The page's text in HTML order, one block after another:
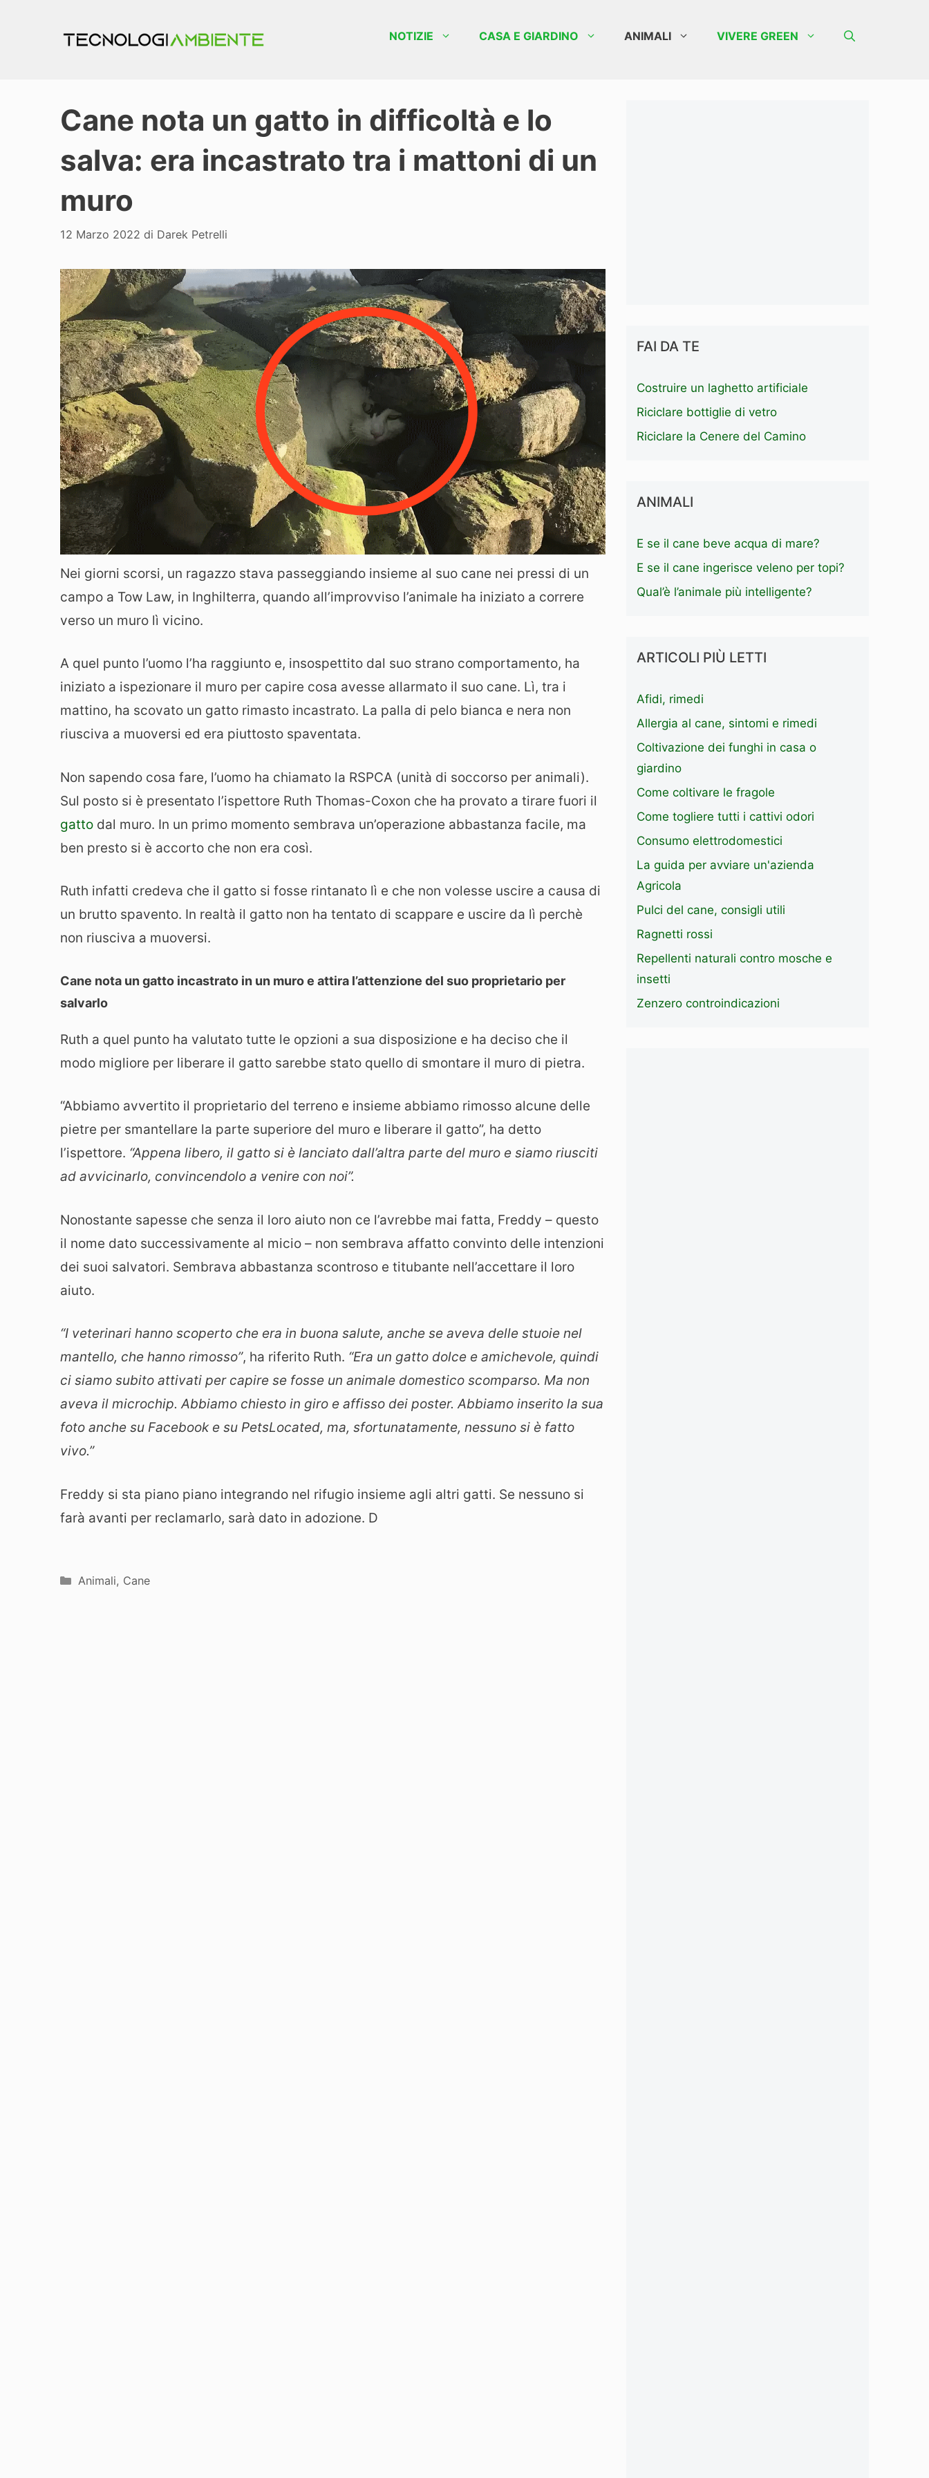
NOTIZIE CASA E GIARDINO ANIMALI VIVERE GREEN
Cane nota un gatto in difficoltà e lo
salva: era incastrato tra i mattoni di un
muro
12 Marzo 2022 di Darek Petrelli
Nei giorni scorsi, un ragazzo stava passeggiando insieme al suo cane nei pressi di un
campo a Tow Law, in Inghilterra, quando all’improvviso l’animale ha iniziato a correre
verso un muro lì vicino.
A quel punto l’uomo l’ha raggiunto e, insospettito dal suo strano comportamento, ha
iniziato a ispezionare il muro per capire cosa avesse allarmato il suo cane. Lì, tra i
mattino, ha scovato un gatto rimasto incastrato. La palla di pelo bianca e nera non
riusciva a muoversi ed era piuttosto spaventata.
Non sapendo cosa fare, l’uomo ha chiamato la RSPCA (unità di soccorso per animali).
Sul posto si è presentato l’ispettore Ruth Thomas-Coxon che ha provato a tirare fuori il
gatto dal muro. In un primo momento sembrava un’operazione abbastanza facile, ma
ben presto si è accorto che non era così.
Ruth infatti credeva che il gatto si fosse rintanato lì e che non volesse uscire a causa di
un brutto spavento. In realtà il gatto non ha tentato di scappare e uscire da lì perchè
non riusciva a muoversi.
Cane nota un gatto incastrato in un muro e attira l’attenzione del suo proprietario per
salvarlo
Ruth a quel punto ha valutato tutte le opzioni a sua disposizione e ha deciso che il
modo migliore per liberare il gatto sarebbe stato quello di smontare il muro di pietra.
“Abbiamo avvertito il proprietario del terreno e insieme abbiamo rimosso alcune delle
pietre per smantellare la parte superiore del muro e liberare il gatto”, ha detto
l’ispettore. “Appena libero, il gatto si è lanciato dall’altra parte del muro e siamo riusciti
ad avvicinarlo, convincendolo a venire con noi”.
Nonostante sapesse che senza il loro aiuto non ce l’avrebbe mai fatta, Freddy – questo
il nome dato successivamente al micio – non sembrava affatto convinto delle intenzioni
dei suoi salvatori. Sembrava abbastanza scontroso e titubante nell’accettare il loro
aiuto.
“I veterinari hanno scoperto che era in buona salute, anche se aveva delle stuoie nel
mantello, che hanno rimosso”, ha riferito Ruth. “Era un gatto dolce e amichevole, quindi
ci siamo subito attivati per capire se fosse un animale domestico scomparso. Ma non
aveva il microchip. Abbiamo chiesto in giro e affisso dei poster. Abbiamo inserito la sua
foto anche su Facebook e su PetsLocated, ma, sfortunatamente, nessuno si è fatto
vivo.”
Freddy si sta piano piano integrando nel rifugio insieme agli altri gatti. Se nessuno si
farà avanti per reclamarlo, sarà dato in adozione. D
Categorie
Animali, Cane
FAI DA TE
Costruire un laghetto artificiale
Riciclare bottiglie di vetro
Riciclare la Cenere del Camino
ANIMALI
E se il cane beve acqua di mare?
E se il cane ingerisce veleno per topi?
Qual’è l’animale più intelligente?
ARTICOLI PIÙ LETTI
Afidi, rimedi
Allergia al cane, sintomi e rimedi
Coltivazione dei funghi in casa o
giardino
Come coltivare le fragole
Come togliere tutti i cattivi odori
Consumo elettrodomestici
La guida per avviare un'azienda
Agricola
Pulci del cane, consigli utili
Ragnetti rossi
Repellenti naturali contro mosche e
insetti
Zenzero controindicazioni